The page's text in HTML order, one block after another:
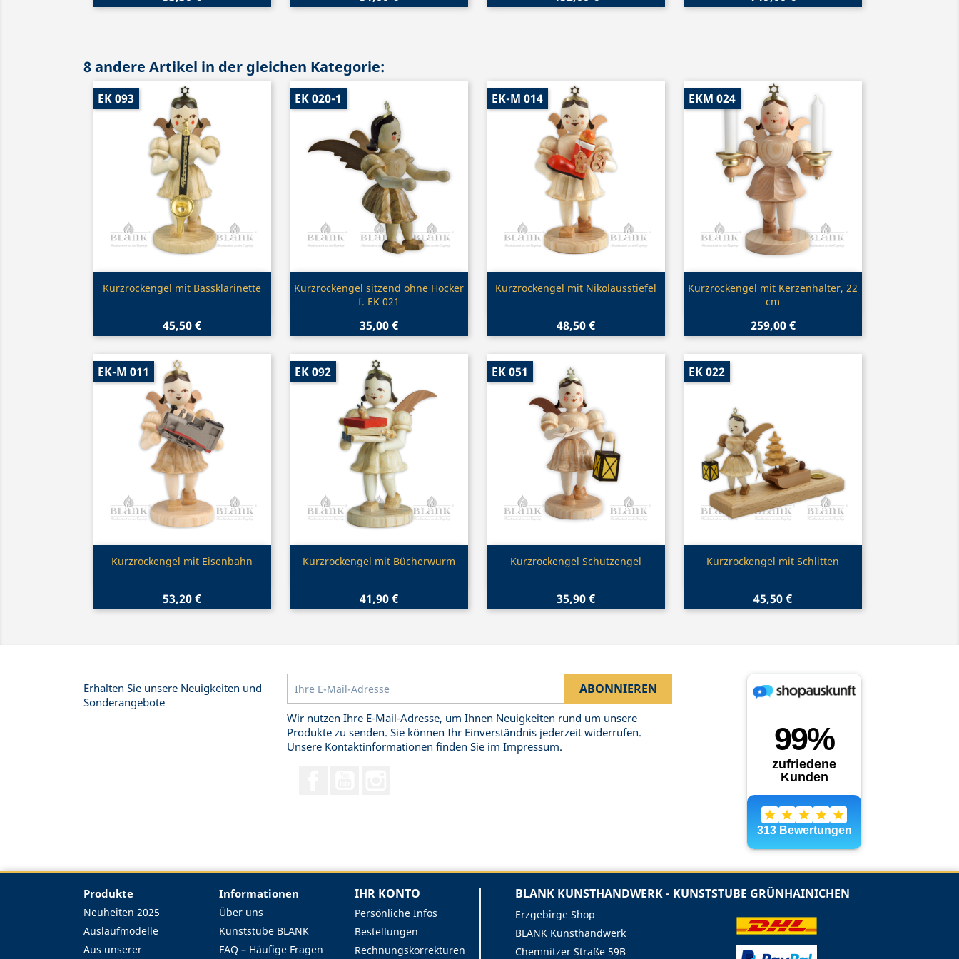
8 andere Artikel in der gleichen Kategorie:
Vorschau
Kurzrockengel mit Bassklarinette
45,50 €
EK 093
Vorschau
Kurzrockengel sitzend ohne Hocker
f. EK 021
35,00 €
EK 020-1
Vorschau
Kurzrockengel mit Nikolausstiefel
48,50 €
EK-M 014
Vorschau
Kurzrockengel mit Kerzenhalter, 22
cm
259,00 €
EKM 024
Vorschau
Kurzrockengel mit Eisenbahn
53,20 €
EK-M 011
Vorschau
Kurzrockengel mit Bücherwurm
41,90 €
EK 092
Vorschau
Kurzrockengel Schutzengel
35,90 €
EK 051
Vorschau
Kurzrockengel mit Schlitten
45,50 €
EK 022
Erhalten Sie unsere Neuigkeiten und
Sonderangebote
Wir nutzen Ihre E-Mail-Adresse, um Ihnen Neuigkeiten rund um unsere
Produkte zu senden. Sie können Ihr Einverständnis jederzeit widerrufen.
Unsere Kontaktinformationen finden Sie im Impressum.
Produkte
Neuheiten 2025
Auslaufmodelle
Aus unserer
Informationen
Über uns
Kunststube BLANK
FAQ – Häufige Fragen
IHR KONTO
Persönliche Infos
Bestellungen
Rechnungskorrekturen
BLANK KUNSTHANDWERK - KUNSTSTUBE GRÜNHAINICHEN
Erzgebirge Shop
BLANK Kunsthandwerk
Chemnitzer Straße 59B